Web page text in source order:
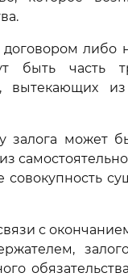
либо
быть часть
вытекающих
может
совокупность
с